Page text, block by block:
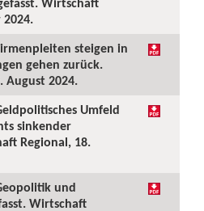
2024.
steigen in
gehen zurück.
August 2024.
Umfeld
sinkender
Regional, 18.
und
Wirtschaft